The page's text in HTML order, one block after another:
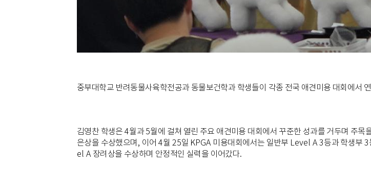
중부대학교 반려동물사육학전공과 동물보건학과 학생들이 각종 전국 애견미용 대회에서
김영찬 학생은4월과5월에 걸쳐 열린 주요 애견미용 대회에서 꾸준한 성과를 거두며 주목
은상을 수상했으며 , 이어 4월 25일 KPGA 미용대회에서는 일반부 Level A 3등과 학생부3
el A 장려상을 수상하며 안정적인 실력을 이어갔다.